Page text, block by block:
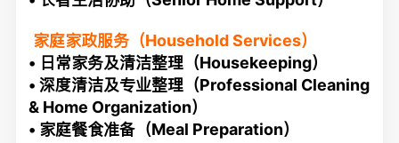
家庭家政服务（Household Services）
• 日常家务及清洁整理（Housekeeping）
• 深度清洁及专业整理（Professional Cleaning
& Home Organization）
• 家庭餐食准备（Meal Preparation）